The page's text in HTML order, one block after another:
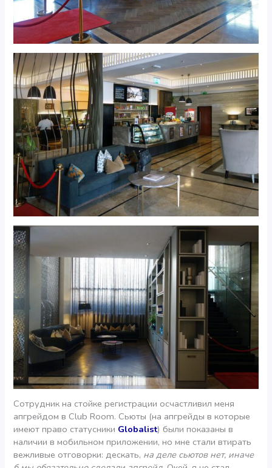
Сотрудник на стойке регистрации осчастливил меня
апгрейдом в Club Room. Сьюты (на апгрейды в которые
имеют право статусники Globalist) были показаны в
наличии в мобильном приложении, но мне стали втирать
вежливые отговорки: дескать, на деле сьютов нет, иначе